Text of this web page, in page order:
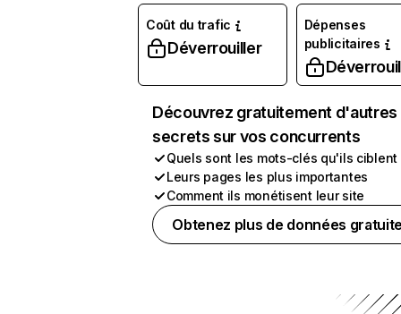
Coût du trafic
Déverrouiller
Dépenses
publicitaires
Découvrez gratuitement d'autres
secrets sur vos concurrents
Quels sont les mots-clés qu'ils ciblent
Leurs pages les plus importantes
Comment ils monétisent leur site
Obtenez plus de données